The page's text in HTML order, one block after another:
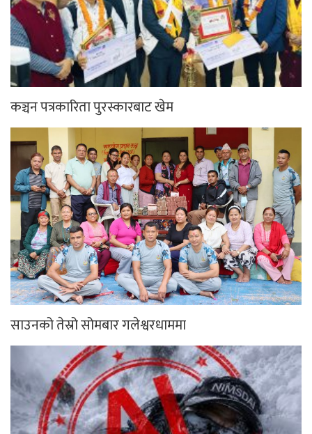
कञ्चन पत्रकारिता पुरस्कारबाट खेम
साउनको तेस्रो सोमबार गलेश्वरधाममा